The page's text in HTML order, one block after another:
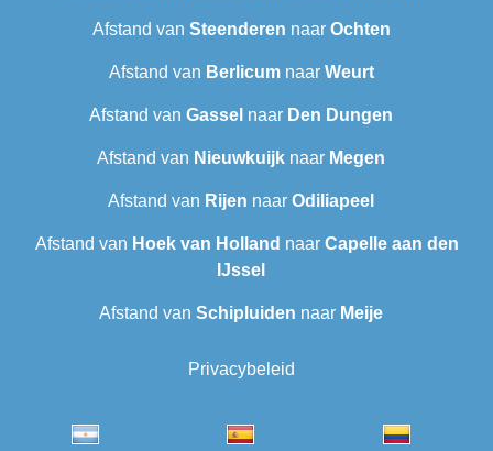
Afstand van Steenderen naar Ochten
Afstand van Berlicumnaar Weurt
Afstand van Gassel naar Den Dungen
Afstand van Nieuwkuijk naar Megen
Afstand van Rijen naar Odiliapeel
Afstand van Hoek van Holland naar Capelle aan den
IJssel
Afstand van Schipluiden naar Meije
Privacybeleid